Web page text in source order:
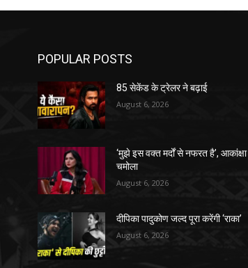
POPULAR POSTS
85 सेकेंड के ट्रेलर ने बढ़ाई
August 6, 2026
‘मुझे इस वक्त मर्दों से नफरत है’, आकांक्षा
चमोला
August 6, 2026
दीपिका पादुकोण जल्द पूरा करेंगी ‘राका’
August 6, 2026